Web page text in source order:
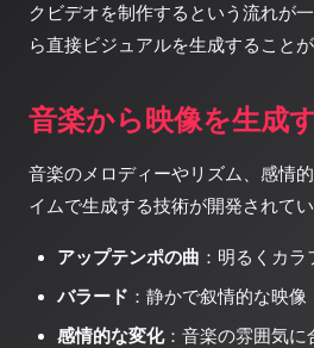
クビデオを制作するという流れが
ら直接ビジュアルを生成すること
音楽から映像を生成
音楽のメロディーやリズム、感情
イムで生成する技術が開発されてい
アップテンポの曲 ：明るくカ
バラード ：静かで叙情的な映像
感情的な変化：音楽の雰囲気に